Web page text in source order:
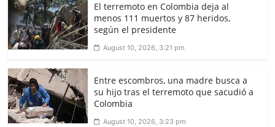
El terremoto en Colombia deja al
menos 111 muertos y 87 heridos,
según el presidente
August 10, 2026, 3:21 pm
Entre escombros, una madre busca a
su hijo tras el terremoto que sacudió a
Colombia
August 10, 2026, 3:23 pm